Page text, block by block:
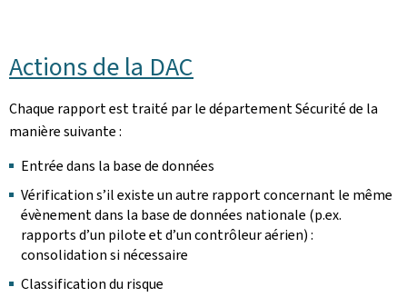
Actions de la DAC
Chaque rapport est traité par le département Sécurité de la
manière suivante :
Entrée dans la base de données
Vérification s’il existe un autre rapport concernant le même
évènement dans la base de données nationale (p.ex.
rapports d’un pilote et d’un contrôleur aérien) :
consolidation si nécessaire
Classification du risque